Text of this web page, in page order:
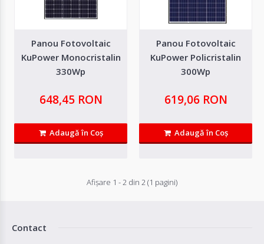
Autentifică-
Înregistrează-
Configurator
tehnologia inovatoare a m..
Panou Fotovoltaic
KuPower Monocristalin
330Wp
648,45 RON
Adaugă în Coş
Panou Fotovoltaic
KuPower Policristalin
300Wp
619,06 RON
Adaugă în Coş
Afişare 1 - 2 din 2 (1 pagini)
Contact